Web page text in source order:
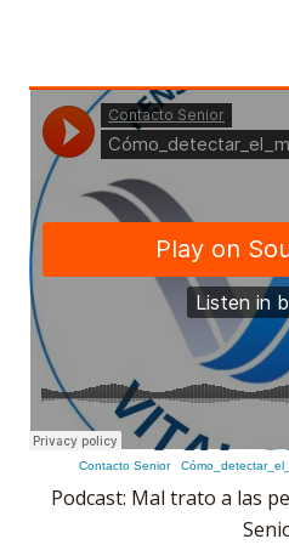
Contacto Senior·
Podcast: Mal trato a las